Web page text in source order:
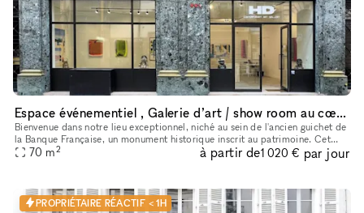
Espace événementiel , Galerie d’art / show room au cœur de Paris
Bienvenue dans notre lieu exceptionnel, niché au sein de l'ancien guichet de
la Banque Française, un monument historique inscrit au patrimoine. Cet
espace polyvalent offre une variété d'options pour
70 m2 à partir de1 020 € par jour
PROPRIÉTAIRE RÉACTIF < 1H